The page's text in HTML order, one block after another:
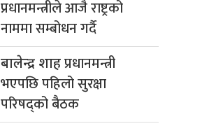
प्रधानमन्त्रीले आजै राष्ट्रको
नाममा सम्बोधन गर्दै
बालेन्द्र शाहप्रधानमन्त्री
भएपछि पहिलो सुरक्षा
परिषद्को बैठक